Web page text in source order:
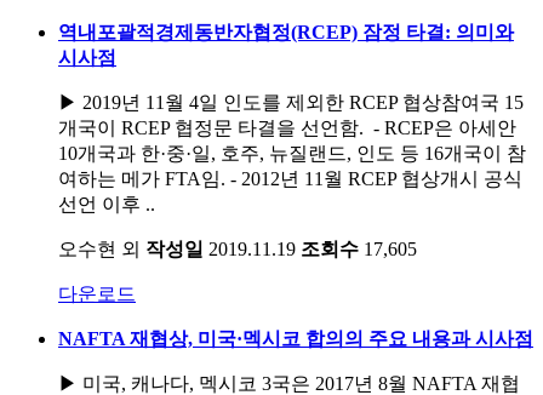
역내포괄적경제동반자협정(RCEP) 잠정 타결: 의미와
시사점
▶ 2019년 11월 4일 인도를 제외한 RCEP 협상참여국 15
개국이 RCEP 협정문 타결을 선언함. - RCEP은 아세안
10개국과 한·중·일, 호주, 뉴질랜드, 인도 등 16개국이 참
여하는 메가 FTA임. - 2012년 11월 RCEP 협상개시 공식
선언 이후 ..
오수현 외 작성일 2019.11.19 조회수 17,605
다운로드
NAFTA 재협상, 미국·멕시코 합의의 주요 내용과 시사점
▶ 미국, 캐나다, 멕시코 3국은 2017년 8월 NAFTA 재협